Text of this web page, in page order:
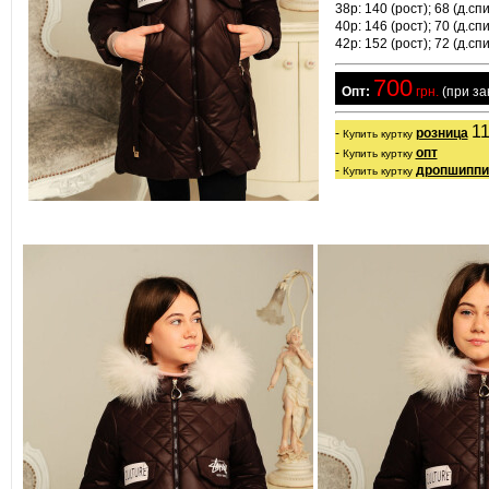
38р: 140 (рост); 68
40р: 146 (рост); 70
42р: 152 (рост); 72
  Опт:
700 грн. (при
- Купить куртку розница
- Купить куртку опт
- Купить куртку